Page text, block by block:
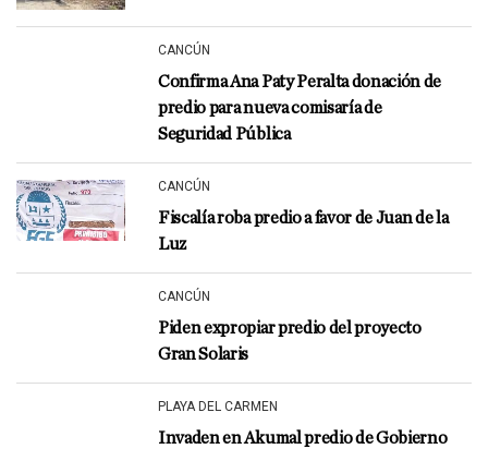
CANCÚN
Confirma Ana Paty Peralta donación de
predio para nueva comisaría de
Seguridad Pública
CANCÚN
Fiscalía roba predio a favor de Juan de la
Luz
CANCÚN
Piden expropiar predio del proyecto
Gran Solaris
PLAYA DEL CARMEN
Invaden en Akumal predio de Gobierno